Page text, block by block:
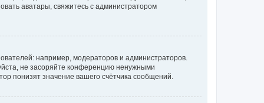
аватары, свяжитесь с администратором
например, модераторов и администраторов.
не засоряйте конференцию ненужными
понизят значение вашего счётчика сообщений.